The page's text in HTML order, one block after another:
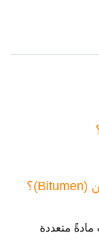
مادةً متعددة